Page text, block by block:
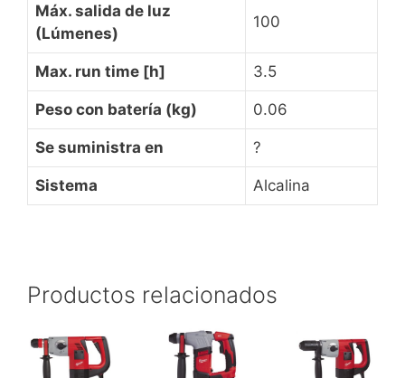
Máx. salida de luz
(Lúmenes)
100
Max. run time [h] 3.5
Peso con batería (kg) 0.06
Se suministra en ?
Sistema Alcalina
Productos relacionados